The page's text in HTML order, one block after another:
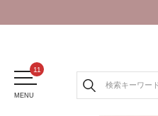
MENU